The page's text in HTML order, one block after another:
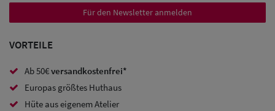
Ohrenschutz
Für den Newsletter anmelden
VORTEILE
Ab 50€versandkostenfrei*
Europas größtes Huthaus
Hüte aus eigenem Atelier